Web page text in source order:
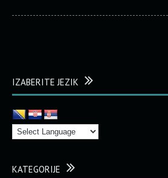
IZABERITE JEZIK
KATEGORIJE